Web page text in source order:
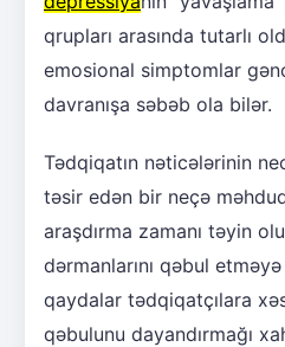
qrupları arasında tutarlı
emosional simptomlar
davranışa səbəb ola bilər.
Tədqiqatın nəticələrinin
təsir edən bir neçə
araşdırma zamanı təyin
dərmanlarını qəbul
qaydalar tədqiqatçılara
qəbulunu dayandırmağı